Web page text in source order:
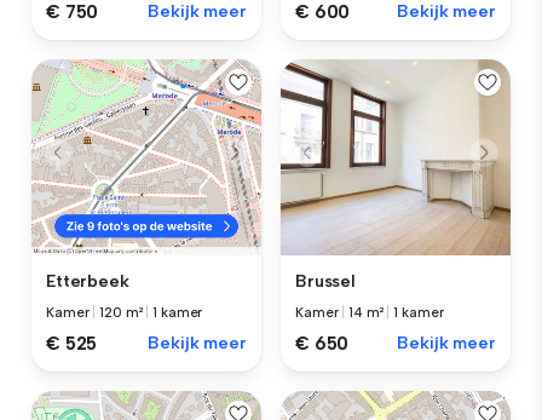
€ 750 Bekijk meer € 600 Bekijk meer
Etterbeek
Kamer |120 m² |1 kamer
€ 525 Bekijk meer
Brussel
Kamer |14 m² |1 kamer
€ 650 Bekijk meer